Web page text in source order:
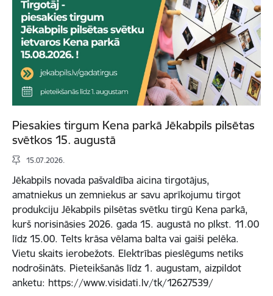
Piesakies tirgum Kena parkā Jēkabpils pilsētas
svētkos 15. augustā
15.07.2026.
Jēkabpils novada pašvaldība aicina tirgotājus,
amatniekus un zemniekus ar savu aprīkojumu tirgot
produkciju Jēkabpils pilsētas svētku tirgū Kena parkā,
kurš norisināsies 2026. gada 15. augustā no plkst. 11.00
līdz 15.00. Telts krāsa vēlama balta vai gaiši pelēka.
Vietu skaits ierobežots. Elektrības pieslēgums netiks
nodrošināts. Pieteikšanās līdz 1. augustam, aizpildot
anketu: https://www.visidati.lv/tk/12627539/